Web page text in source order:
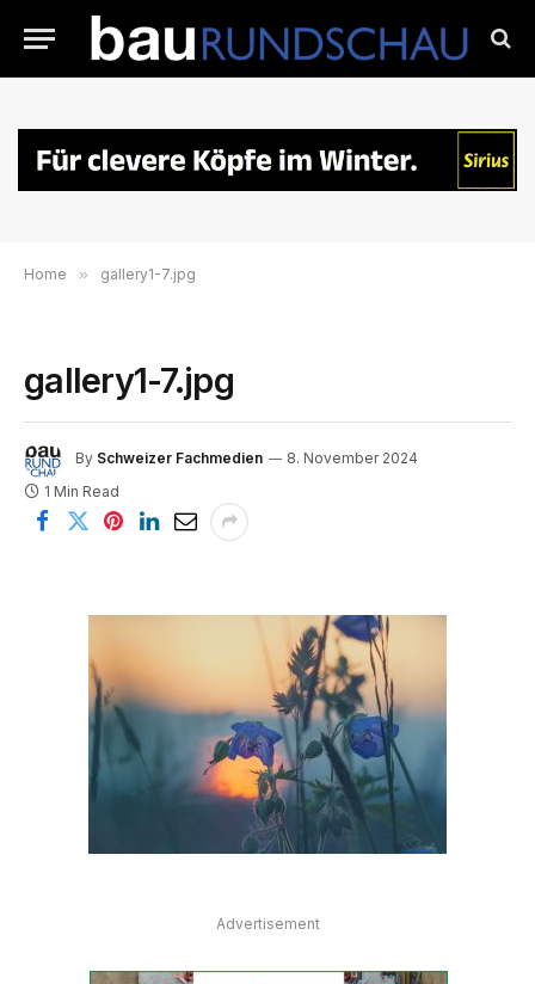
Home » gallery1-7.jpg
gallery1-7.jpg
By Schweizer Fachmedien
8. November 2024
1 Min Read
Advertisement